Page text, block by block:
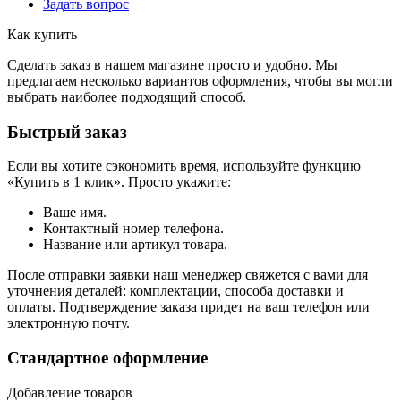
Задать вопрос
Как купить
Сделать заказ в нашем магазине просто и удобно. Мы
предлагаем несколько вариантов оформления, чтобы вы могли
выбрать наиболее подходящий способ.
Быстрый заказ
Если вы хотите сэкономить время, используйте функцию
«Купить в 1 клик». Просто укажите:
Ваше имя.
Контактный номер телефона.
Название или артикул товара.
После отправки заявки наш менеджер свяжется с вами для
уточнения деталей: комплектации, способа доставки и
оплаты. Подтверждение заказа придет на ваш телефон или
электронную почту.
Стандартное оформление
Добавление товаров